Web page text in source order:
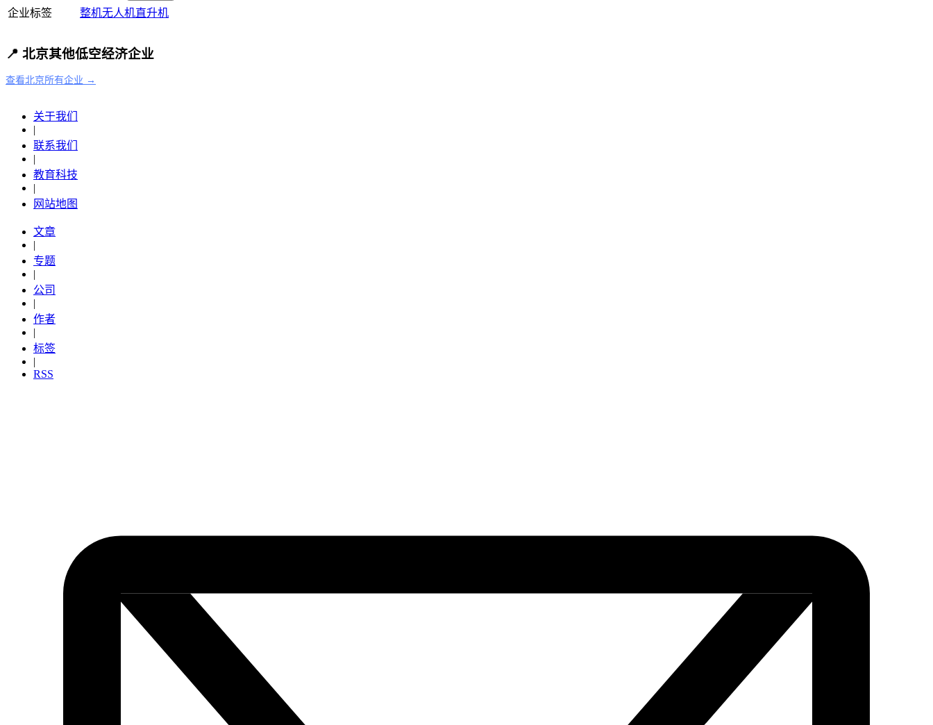
企业标签 整机无人机直升机
📍 北京其他低空经济企业
查看北京所有企业 →
关于我们
|
联系我们
|
教育科技
|
网站地图
文章
|
专题
|
公司
|
作者
|
标签
|
RSS